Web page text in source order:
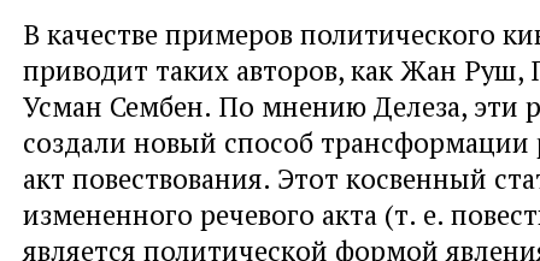
В качестве примеров политического
приводит таких авторов, как Жан Руш,
Усман Сембен. По мнению Делеза, эти
создали новый способ трансформации
акт повествования. Этот косвенный
измененного речевого акта (т. е.
является политической формой